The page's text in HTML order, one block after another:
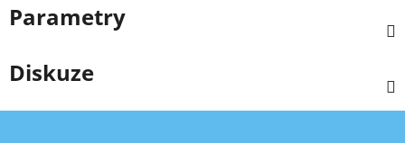
Parametry
Diskuze
Z